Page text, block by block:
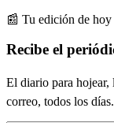
📰 Tu edición de hoy
Recibe el
El diario para
correo, todos los